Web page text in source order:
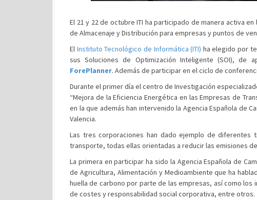
El 21 y 22 de octubre ITI ha participado de manera activa
de Almacenaje y Distribución para empresas y puntos de
El Instituto Tecnológico de Informática (ITI) ha elegido por
sus Soluciones de Optimización Inteligente (SOI), de
ForePlanner. Además de participar en el ciclo de
Durante el primer día el centro de Investigación
“Mejora de la Eficiencia Energética en las Empresas de
en la que además han intervenido la Agencia Española de
Valencia.
Las tres corporaciones han dado ejemplo de diferentes
transporte, todas ellas orientadas a reducir las emisiones
La primera en participar ha sido la Agencia Española de
de Agricultura, Alimentación y Medioambiente que ha
huella de carbono por parte de las empresas, así como
de costes y responsabilidad social corporativa, entre otros.